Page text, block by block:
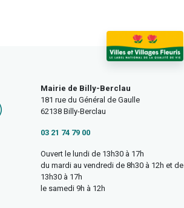
Mairie de Billy-Berclau
181 rue du Général de Gaulle
62138 Billy-Berclau
03 21 74 79 00
Ouvert le lundi de 13h30 à 17h
du mardi au vendredi de 8h30 à 12h et de
13h30 à 17h
le samedi 9h à 12h